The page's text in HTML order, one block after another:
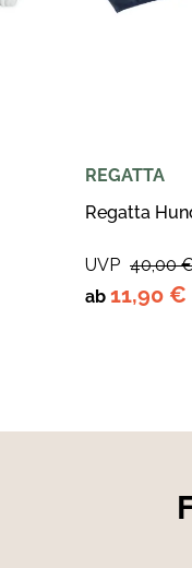
REGATTA
Regatta
ab 11,90 €
UVP 40,00